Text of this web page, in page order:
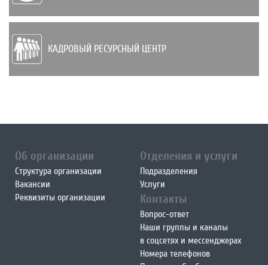
КАДРОВЫЙ РЕСУРСНЫЙ ЦЕНТР
Об организации
Структура организации
Вакансии
Реквизиты организации
Отделения и услуги
Подразделения
Услуги
Контакты
Вопрос-ответ
Наши группы и каналы
в соцсетях и мессенджерах
Номера телефонов